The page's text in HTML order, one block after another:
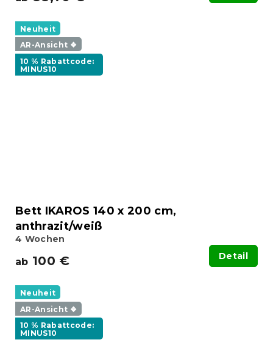
Neuheit
AR-Ansicht ❖
10 % Rabattcode:
MINUS10
Bett IKAROS 140 x 200 cm,
anthrazit/weiß
4 Wochen
ab 100 € Detail
Neuheit
AR-Ansicht ❖
10 % Rabattcode:
MINUS10